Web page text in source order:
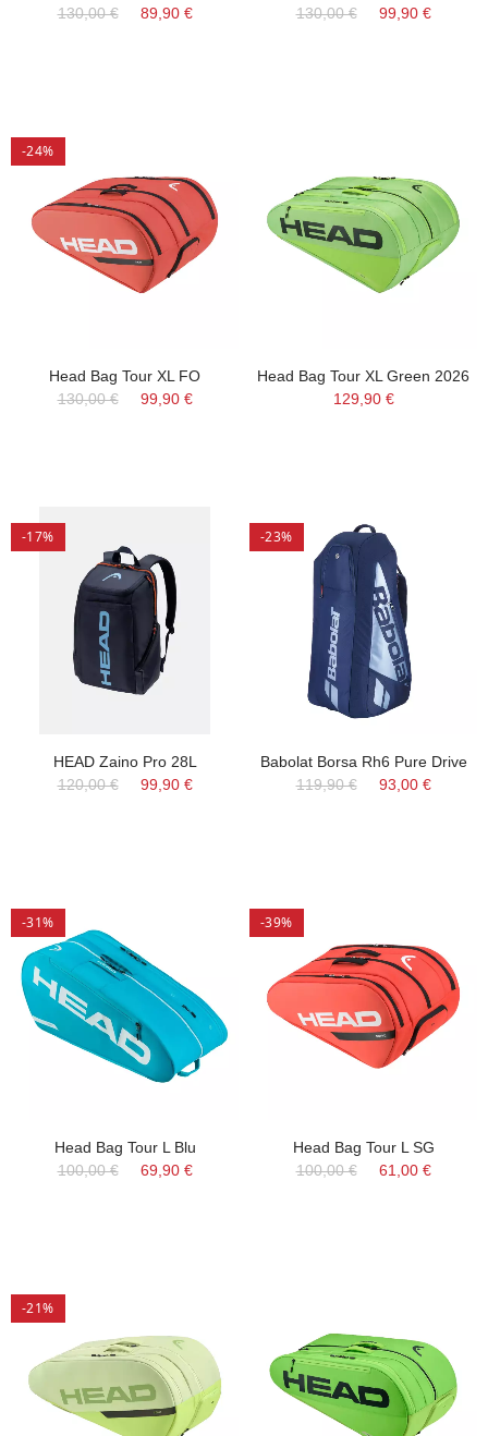
130,00 €
89,90 €
130,00 €
99,90 €
-24%
Head Bag Tour XL FO
130,00 €
99,90 €
Head Bag Tour XL Green 2026
129,90 €
-17%
HEAD Zaino Pro 28L
120,00 €
99,90 €
-23%
Babolat Borsa Rh6 Pure Drive
119,90 €
93,00 €
-31%
Head Bag Tour L Blu
100,00 €
69,90 €
-39%
Head Bag Tour L SG
100,00 €
61,00 €
-21%